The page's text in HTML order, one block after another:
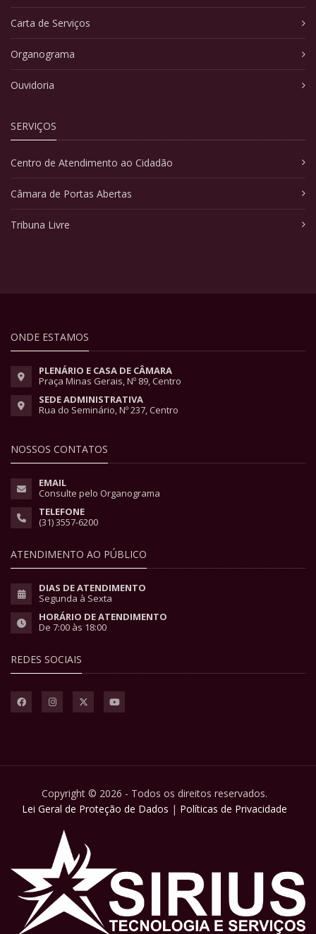
Carta de Serviços
Organograma
Ouvidoria
SERVIÇOS
Centro de Atendimento ao Cidadão
Câmara de Portas Abertas
Tribuna Livre
ONDE ESTAMOS
PLENÁRIO E CASA DE CÂMARA
Praça Minas Gerais, Nº 89, Centro
SEDE ADMINISTRATIVA
Rua do Seminário, Nº 237, Centro
NOSSOS CONTATOS
EMAIL
Consulte pelo Organograma
TELEFONE
(31) 3557-6200
ATENDIMENTO AO PÚBLICO
DIAS DE ATENDIMENTO
Segunda à Sexta
HORÁRIO DE ATENDIMENTO
De 7:00 às 18:00
REDES SOCIAIS
Copyright © 2026 - Todos os direitos reservados.
Lei Geral de Proteção de Dados | Políticas de Privacidade